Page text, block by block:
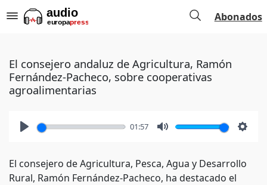
Abonados
El consejero andaluz de Agricultura, Ramón
Fernández-Pacheco, sobre cooperativas
agroalimentarias
01:57
El consejero de Agricultura, Pesca, Agua y Desarrollo
Rural, Ramón Fernández-Pacheco, ha destacado el